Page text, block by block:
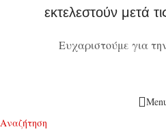
εκτελεστούν μετά
Ευχαριστούμε για
Αναζήτηση